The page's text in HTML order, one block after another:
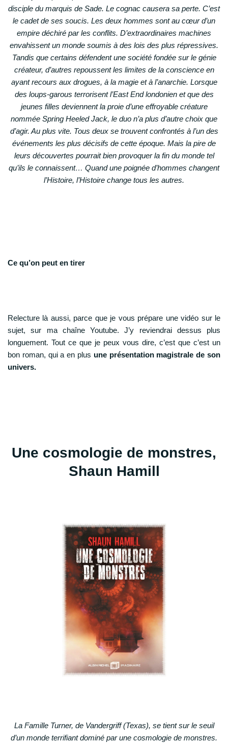
disciple du marquis de Sade. Le cognac causera sa perte. C’est
le cadet de ses soucis. Les deux hommes sont au cœur d’un
empire déchiré par les conflits. D’extraordinaires machines
envahissent un monde soumis à des lois des plus répressives.
Tandis que certains défendent une société fondée sur le génie
créateur, d’autres repoussent les limites de la conscience en
ayant recours aux drogues, à la magie et à l’anarchie. Lorsque
des loups-garous terrorisent l’East End londonien et que des
jeunes filles deviennent la proie d’une effroyable créature
nommée Spring Heeled Jack, le duo n’a plus d’autre choix que
d’agir. Au plus vite. Tous deux se trouvent confrontés à l’un des
événements les plus décisifs de cette époque. Mais la pire de
leurs découvertes pourrait bien provoquer la fin du monde tel
qu’ils le connaissent… Quand une poignée d’hommes changent
l’Histoire, l’Histoire change tous les autres.
Ce qu’on peut en tirer
Relecture là aussi, parce que je vous prépare une vidéo sur le
sujet, sur ma chaîne Youtube. J’y reviendrai dessus plus
longuement. Tout ce que je peux vous dire, c’est que c’est un
bon roman, qui a en plus une présentation magistrale de son
univers.
Une cosmologie de monstres,
Shaun Hamill
La Famille Turner, de Vandergriff (Texas), se tient sur le seuil
d’un monde terrifiant dominé par une cosmologie de monstres.